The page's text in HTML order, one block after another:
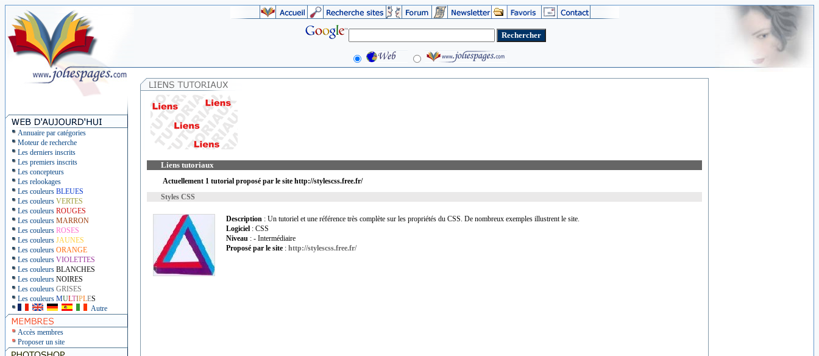
Annuaire par catégories
Moteur de recherche
Les derniers inscrits
Les premiers inscrits
Les concepteurs
Les relookages
Les couleurs BLEUES
Les couleurs VERTES
Les couleurs ROUGES
Les couleurs MARRON
Les couleurs ROSES
Les couleurs JAUNES
Les couleurs ORANGE
Les couleurs VIOLETTES
Les couleurs BLANCHES
Les couleurs NOIRES
Les couleurs GRISES
Les couleurs MULTIPLES
Autre
Accès membres
Proposer un site
Liens tutoriaux
Actuellement 1 tutorial proposé par le site http://stylescss.free.fr/
Styles CSS
Description : Un tutoriel et une référence très complète sur les propriétés du CSS. De nombreux exemples illustrent le site.
Logiciel : CSS
Niveau : - Intermédiaire
Proposé par le site : http://stylescss.free.fr/